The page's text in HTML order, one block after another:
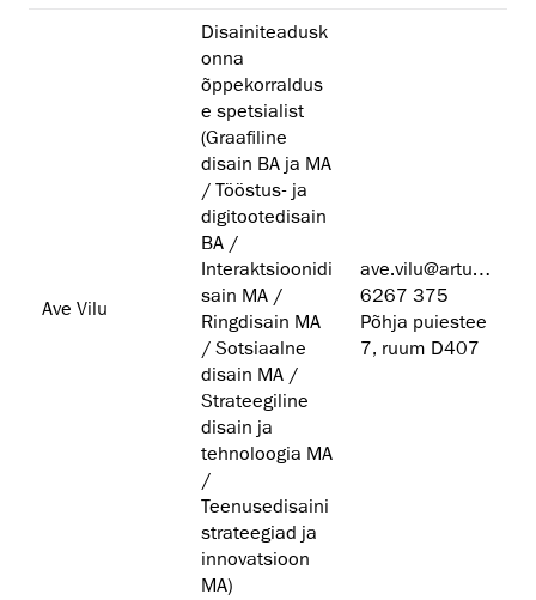
Ave Vilu
Disainiteadusk
onna
õppekorraldus
e spetsialist
(Graafiline
disain BA ja MA
/ Tööstus- ja
digitootedisain
BA /
Interaktsioonidi
sain MA /
Ringdisain MA
/ Sotsiaalne
disain MA /
Strateegiline
disain ja
tehnoloogia MA
/
Teenusedisaini
strateegiad ja
innovatsioon
MA)
ave.vilu@artun.ee
6267 375
Põhja puiestee
7, ruum D407